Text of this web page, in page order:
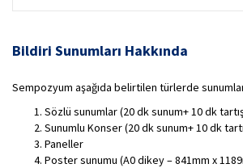
Bildiri Sunumları Hakkında
Sempozyum aşağıda belirtilen türlerde
Sözlü sunumlar (20 dk sunum+ 10 dk
Sunumlu Konser (20 dk sunum+ 10 dk
Paneller
Poster sunumu (A0 dikey – 841mm x